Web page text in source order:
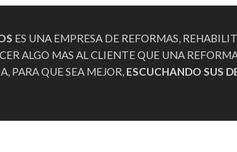
ES UNA EMPRESA DE REFORMAS,
ALGO MAS AL CLIENTE QUE UNA
PARA QUE SEA MEJOR, ESCUCHANDO SUS